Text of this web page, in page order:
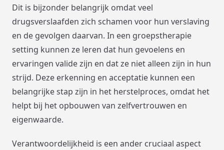
Dit is bijzonder belangrijk omdat veel
drugsverslaafden zich schamen voor hun verslaving
en de gevolgen daarvan. In een groepstherapie
setting kunnen ze leren dat hun gevoelens en
ervaringen valide zijn en dat ze niet alleen zijn in hun
strijd. Deze erkenning en acceptatie kunnen een
belangrijke stap zijn in het herstelproces, omdat het
helpt bij het opbouwen van zelfvertrouwen en
eigenwaarde.
Verantwoordelijkheid is een ander cruciaal aspect